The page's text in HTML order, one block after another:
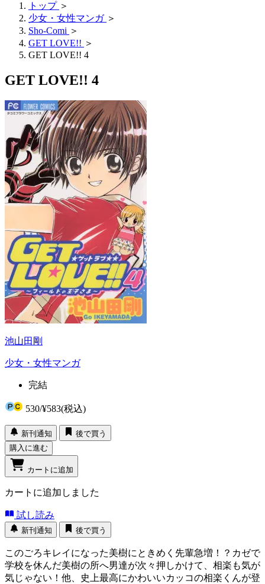
トップ ＞
少女・女性マンガ ＞
Sho-Comi ＞
GET LOVE!! ＞
GET LOVE!! 4
GET LOVE!! 4
池山田剛
少女・女性マンガ
完結
530/¥583(税込)
新刊通知
後で買う
購入に進む
カートに追加
カートに追加しました
試し読み
新刊通知 後で買う
このごろキレイになった美樹にときめく先輩急増！？カゼで
学校を休んだ美樹の所へ男達が次々押しかけて、相楽も気が
気じゃない！他、史上最高にかわいいカッコの相楽くんが登